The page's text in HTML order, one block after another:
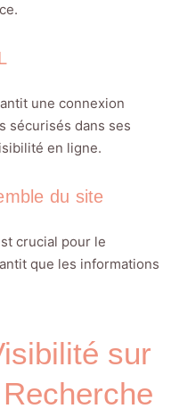
une connexion
sécurisés dans ses
en ligne.
du site
crucial pour le
que les informations
sur